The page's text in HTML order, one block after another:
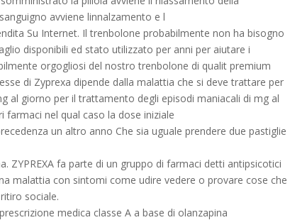
avviene linnalzamento e l
Su Internet. Il trenbolone probabilmente non ha bisogno
disponibili ed stato utilizzato per anni per aiutare i
orgogliosi del nostro trenbolone di qualit premium
di Zyprexa dipende dalla malattia che si deve trattare per
al giorno per il trattamento degli episodi maniacali di mg al
nel qual caso la dose iniziale
un altro anno Che sia uguale prendere due pastiglie
ZYPREXA fa parte di un gruppo di farmaci detti antipsicotici
malattia con sintomi come udire vedere o provare cose che
sociale.
medica classe A a base di olanzapina